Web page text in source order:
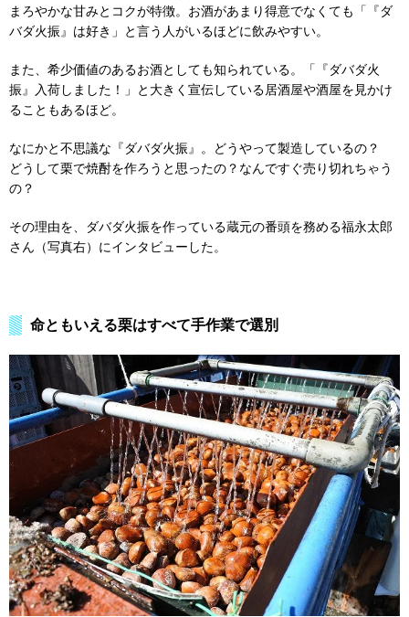
まろやかな甘みとコクが特徴。お酒があまり得意でなくても「『ダ
バダ火振』は好き」と言う人がいるほどに飲みやすい。
また、希少価値のあるお酒としても知られている。「『ダバダ火
振』入荷しました！」と大きく宣伝している居酒屋や酒屋を見かけ
ることもあるほど。
なにかと不思議な『ダバダ火振』。どうやって製造しているの？
どうして栗で焼酎を作ろうと思ったの？なんですぐ売り切れちゃう
の？
その理由を、ダバダ火振を作っている蔵元の番頭を務める福永太郎
さん（写真右）にインタビューした。
命ともいえる栗はすべて手作業で選別